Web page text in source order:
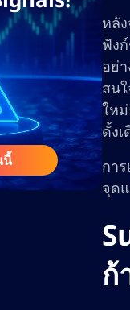
นี้
หลั
ฟัง
อย่
สน
ให
ดั้ง
กา
จุด
ก้